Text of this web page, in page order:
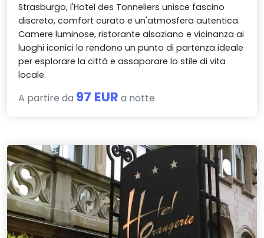
Strasburgo, l'Hotel des Tonneliers unisce fascino
discreto, comfort curato e un'atmosfera autentica.
Camere luminose, ristorante alsaziano e vicinanza ai
luoghi iconici lo rendono un punto di partenza ideale
per esplorare la città e assaporare lo stile di vita
locale.
A partire da 97 EUR a notte